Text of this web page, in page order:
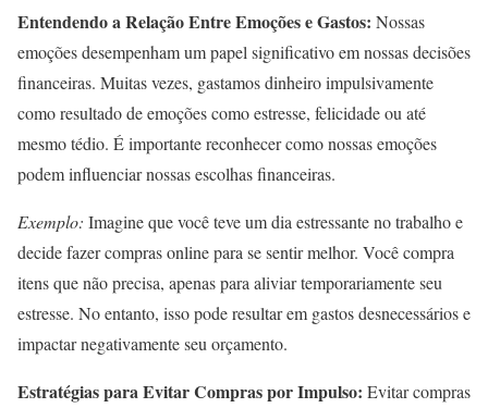
Entendendo a Relação Entre Emoções e Gastos: Nossas
emoções desempenham um papel significativo em nossas decisões
financeiras. Muitas vezes, gastamos dinheiro impulsivamente
como resultado de emoções como estresse, felicidade ou até
mesmo tédio. É importante reconhecer como nossas emoções
podem influenciar nossas escolhas financeiras.
Exemplo: Imagine que você teve um dia estressante no trabalho e
decide fazer compras online para se sentir melhor. Você compra
itens que não precisa, apenas para aliviar temporariamente seu
estresse. No entanto, isso pode resultar em gastos desnecessários e
impactar negativamente seu orçamento.
Estratégias para Evitar Compras por Impulso: Evitar compras